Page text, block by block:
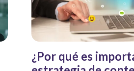
¿Por qué es